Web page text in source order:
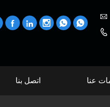


    
اتصل بنا عنا